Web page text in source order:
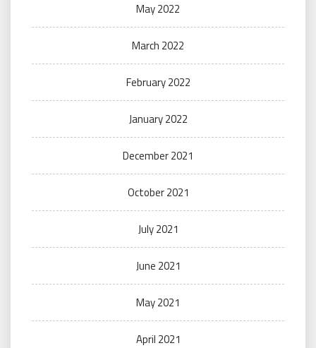
May 2022
March 2022
February 2022
January 2022
December 2021
October 2021
July 2021
June 2021
May 2021
April 2021